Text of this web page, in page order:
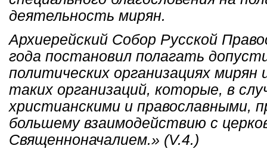
деятельность мирян.
Архиерейский Собор Русской
года постановил полагать
политических организациях мирян
таких организаций, которые, в
христианскими и православными,
большему взаимодействию с
Священноначалием.» (V.4.)